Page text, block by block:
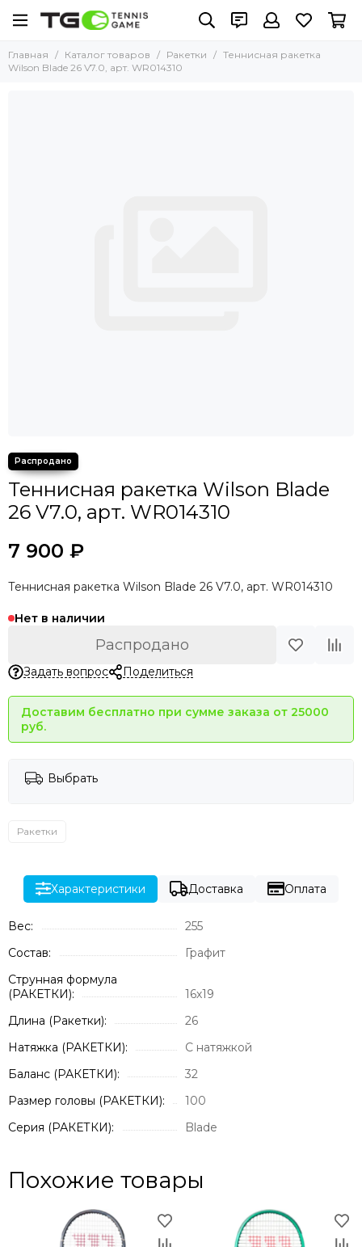
Главная Каталог товаров Ракетки
Теннисная ракетка
Wilson Blade 26 V7.0, арт. WR014310
Теннисная ракетка Wilson Blade
26 V7.0, арт. WR014310
7 900 ₽
Теннисная ракетка Wilson Blade 26 V7.0, арт. WR014310
Нет в наличии
Распродано
Задать вопрос Поделиться
Доставим бесплатно при сумме заказа от 25000
руб.
Выбрать
Ракетки
Характеристики Доставка Оплата
Вес:
255
Состав:
Графит
Струнная формула
(РАКЕТКИ):
16х19
Длина (Ракетки):
26
Натяжка (РАКЕТКИ):
С натяжкой
Баланс (РАКЕТКИ):
32
Размер головы (РАКЕТКИ):
100
Серия (РАКЕТКИ):
Blade
Похожие товары